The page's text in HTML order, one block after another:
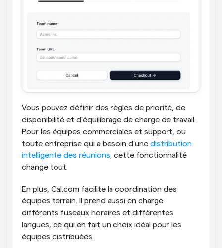
Vous pouvez définir des règles de priorité, de
disponibilité et d’équilibrage de charge de travail.
Pour les équipes commerciales et support, ou
toute entreprise qui a besoin d’une distribution
intelligente des réunions, cette fonctionnalité
change tout.
En plus, Cal.com facilite la coordination des
équipes terrain. Il prend aussi en charge
différents fuseaux horaires et différentes
langues, ce qui en fait un choix idéal pour les
équipes distribuées.